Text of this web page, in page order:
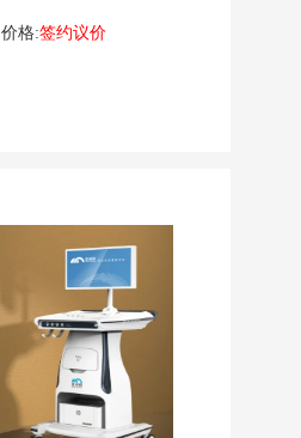
价格:签约议价